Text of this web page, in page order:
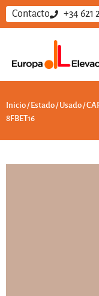
Contacto +34 621
Inicio/ Estado/Usado/
8FBET16